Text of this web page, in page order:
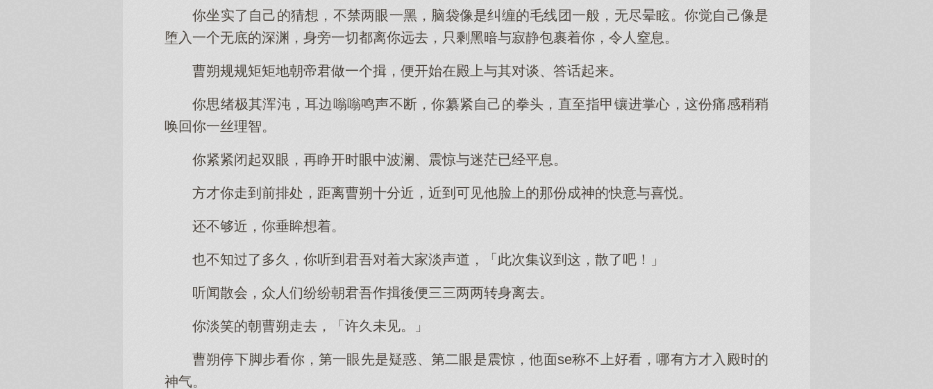
你坐实了自己的猜想，不禁两眼一黑，脑袋像是纠缠的毛线团一般，无尽晕眩。你觉自己像是
堕入一个无底的深渊，身旁一切都离你远去，只剩黑暗与寂静包裹着你，令人窒息。
曹朔规规矩矩地朝帝君做一个揖，便开始在殿上与其对谈、答话起来。
你思绪极其浑沌，耳边嗡嗡鸣声不断，你纂紧自己的拳头，直至指甲镶进掌心，这份痛感稍稍
唤回你一丝理智。
你紧紧闭起双眼，再睁开时眼中波澜、震惊与迷茫已经平息。
方才你走到前排处，距离曹朔十分近，近到可见他脸上的那份成神的快意与喜悦。
还不够近，你垂眸想着。
也不知过了多久，你听到君吾对着大家淡声道，「此次集议到这，散了吧！」
听闻散会，众人们纷纷朝君吾作揖後便三三两两转身离去。
你淡笑的朝曹朔走去，「许久未见。」
曹朔停下脚步看你，第一眼先是疑惑、第二眼是震惊，他面se称不上好看，哪有方才入殿时的
神气。